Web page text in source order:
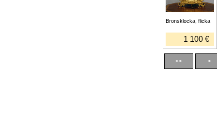
Bronsklocka, flicka
1 100 €
<< <